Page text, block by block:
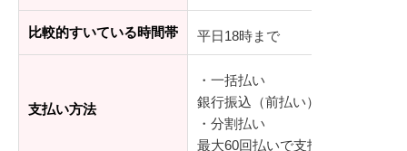
比較的すいている時間帯 平日18時まで
支払い方法
・一括払い
銀行振込（前払い）、デビット
・分割払い
最大60回払いで支払可能